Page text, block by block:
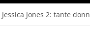
Jessica Jones 2: tante